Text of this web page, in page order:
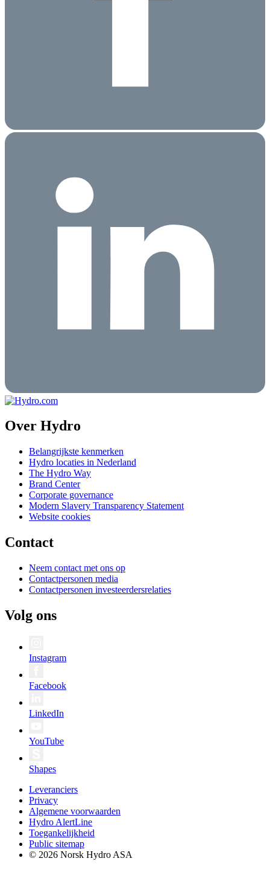
Over Hydro
Belangrijkste kenmerken
Hydro locaties in Nederland
The Hydro Way
Brand Center
Corporate governance
Modern Slavery Transparency Statement
Website cookies
Contact
Neem contact met ons op
Contactpersonen media
Contactpersonen investeerdersrelaties
Volg ons
Instagram
Facebook
LinkedIn
YouTube
Shapes
Leveranciers
Privacy
Algemene voorwaarden
Hydro AlertLine
Toegankelijkheid
Public sitemap
© 2026 Norsk Hydro ASA